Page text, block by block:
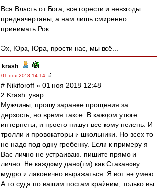
Вся Власть от Бога, все горести и невзгоды
предначертаны, а нам лишь смиренно
принимать Рок...
Эх, Юра, Юра, прости нас, мы всё...
krash -
01 ноя 2018 14:14
# Nikiforoff » 01 ноя 2018 12:48
2 Krash, увар.
Мужчины, прошу заранее прощения за
дерзость, но время такое. В каждом утюге
интернеты, и просто пишут все кому нелень. И
тролли и провокаторы и школьники. Но всех то
не надо под одну гребенку. Если к примеру я
Вас лично не устраиваю, пишите прямо и
лично. Не каждому дано(тм) как Стаканову
мудро и лаконично выражаться. Я вот не умею.
А то судя по вашим постам крайним, только вы